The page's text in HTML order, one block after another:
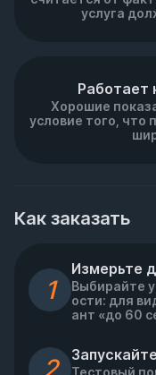
услуга
Работает
Хорошие
условие того, что
Как заказать
1
Измерьте
Выбирайте
ости: для
ант «до 60
2
Тестовый